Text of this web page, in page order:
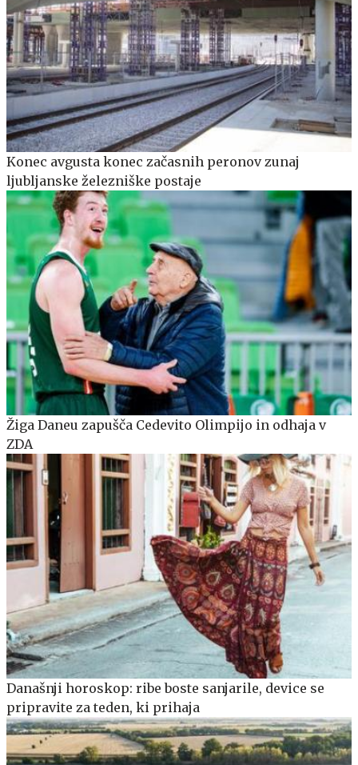
Konec avgusta konec začasnih peronov zunaj
ljubljanske železniške postaje
Žiga Daneu zapušča Cedevito Olimpijo in odhaja v
ZDA
Današnji horoskop: ribe boste sanjarile, device se
pripravite za teden, ki prihaja